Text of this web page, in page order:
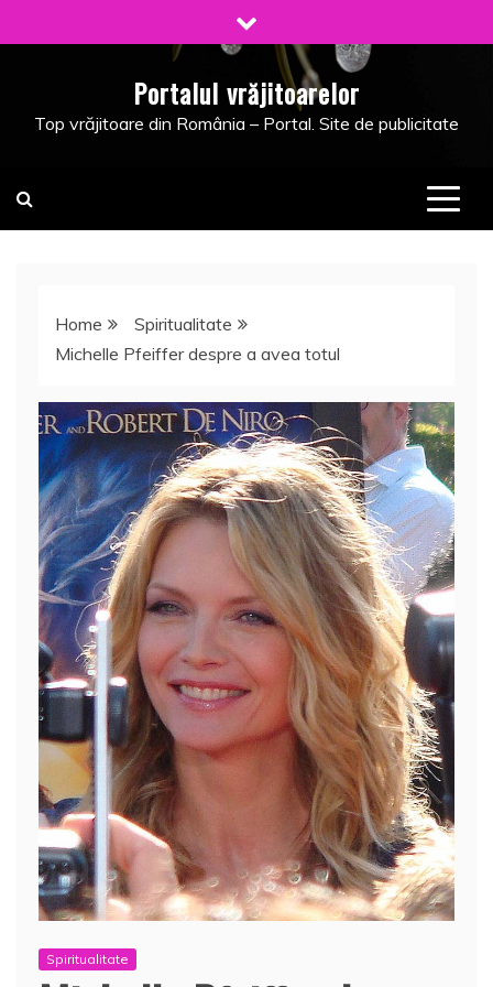
to
Portalul vrăjitoarelor
Top vrăjitoare din România – Portal. Site de publicitate
Home
Spiritualitate
Michelle Pfeiffer despre a avea totul
Spiritualitate